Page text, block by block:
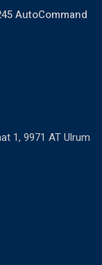
AutoCommand
1, 9971 AT Ulrum